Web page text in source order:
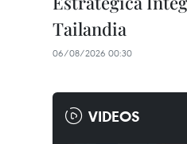
Tailandia
06/08/2026 00:30
VIDEOS